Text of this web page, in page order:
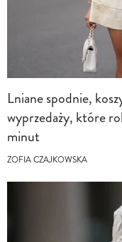
Lniane spodnie,
wyprzedaży, które
minut
ZOFIA CZAJKOWSKA